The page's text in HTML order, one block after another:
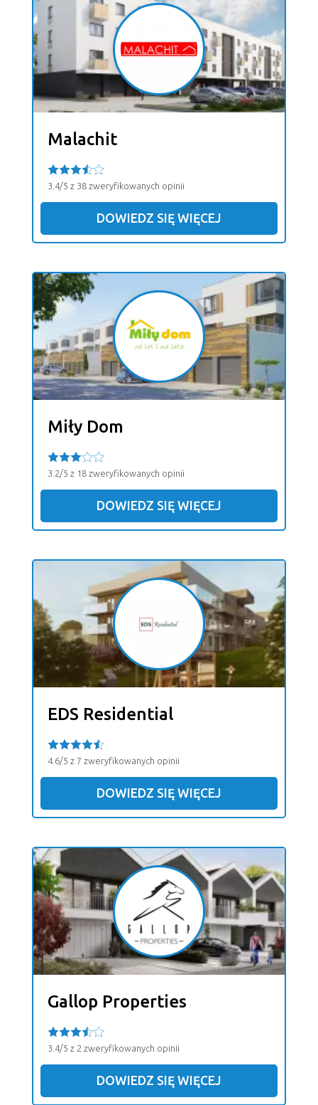
Malachit
3.4/5 z 38 zweryfikowanych opinii
DOWIEDZ SIĘ WIĘCEJ
Miły Dom
3.2/5 z 18 zweryfikowanych opinii
DOWIEDZ SIĘ WIĘCEJ
EDS Residential
4.6/5 z 7 zweryfikowanych opinii
DOWIEDZ SIĘ WIĘCEJ
Gallop Properties
3.4/5 z 2 zweryfikowanych opinii
DOWIEDZ SIĘ WIĘCEJ